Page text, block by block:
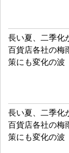
長い夏、二季化
百貨店各社の梅
策にも変化の波
長い夏、二季化
百貨店各社の梅
策にも変化の波